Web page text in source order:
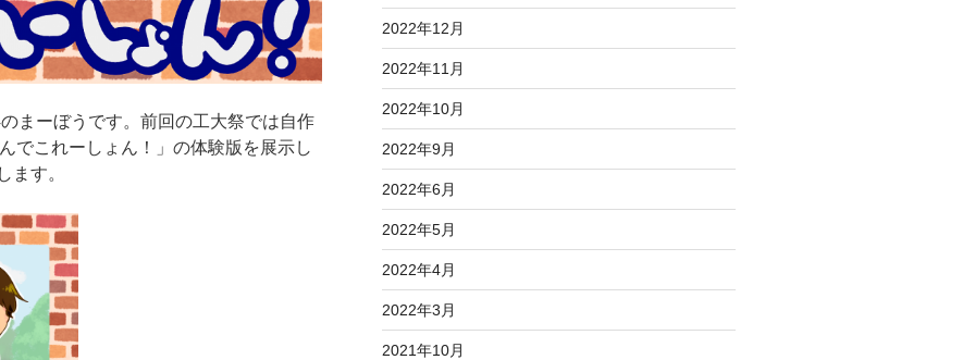
まーぼうです。前回の工大祭では自作
でこれーしょん！」の体験版を展示し
ます。
2022年12月
2022年11月
2022年10月
2022年9月
2022年6月
2022年5月
2022年4月
2022年3月
2021年10月